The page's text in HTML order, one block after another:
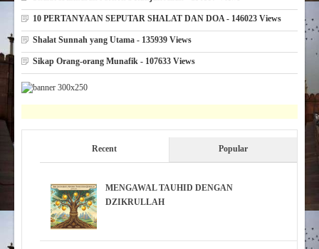
10 PERTANYAAN SEPUTAR SHALAT DAN DOA - 146023 Views
Shalat Sunnah yang Utama - 135939 Views
Sikap Orang-orang Munafik - 107633 Views
Recent Popular
MENGAWAL TAUHID DENGAN
DZIKRULLAH